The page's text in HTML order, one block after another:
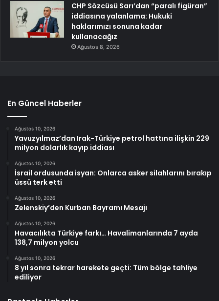
CHP Sözcüsü Sarı’dan “paralı figüran”
iddiasına yalanlama: Hukuki
haklarımızı sonuna kadar
kullanacağız
Ağustos 8, 2026
En Güncel Haberler
Ağustos 10, 2026
Yavuzyılmaz’dan Irak-Türkiye petrol hattına ilişkin 229
milyon dolarlık kayıp iddiası
Ağustos 10, 2026
İsrail ordusunda isyan: Onlarca asker silahlarını bırakıp
üssü terk etti
Ağustos 10, 2026
Zelenskiy’den Kurban Bayramı Mesajı
Ağustos 10, 2026
Havacılıkta Türkiye farkı… Havalimanlarında 7 ayda
138,7 milyon yolcu
Ağustos 10, 2026
8 yıl sonra tekrar harekete geçti: Tüm bölge tahliye
ediliyor